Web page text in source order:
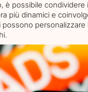
è possibile condividere
più dinamici e
possono